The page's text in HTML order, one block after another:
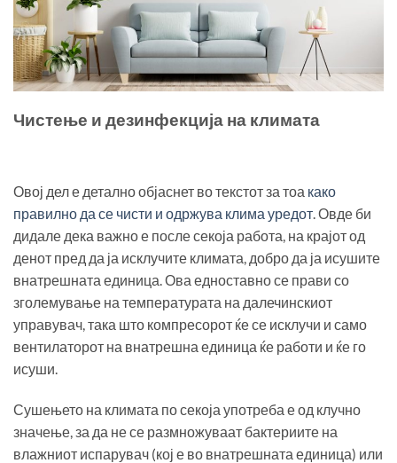
Чистење и дезинфекција на климата
Овој дел е детално објаснет во текстот за тоа како
правилно да се чисти и одржува клима уредот. Овде би
дидале дека важно е после секоја работа, на крајот од
денот пред да ја исклучите климата, добро да ја исушите
внатрешната единица. Ова едноставно се прави со
зголемување на температурата на далечинскиот
управувач, така што компресорот ќе се исклучи и само
вентилаторот на внатрешна единица ќе работи и ќе го
исуши.
Сушењето на климата по секоја употреба е од клучно
значење, за да не се размножуваат бактериите на
влажниот испарувач (кој е во внатрешната единица) или